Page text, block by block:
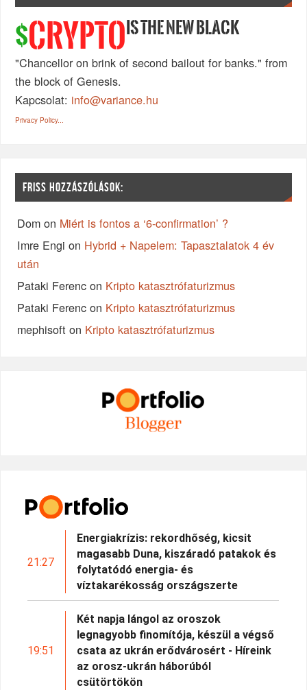
$CRYPTO IS THE NEW BLACK
"Chancellor on brink of second bailout for banks." from
the block of Genesis.
Kapcsolat: info@variance.hu
Privacy Policy...
FRISS HOZZÁSZÓLÁSOK:
Dom on Miért is fontos a ‘6-confirmation’ ?
Imre Engi on Hybrid + Napelem: Tapasztalatok 4 év
után
Pataki Ferenc on Kripto katasztrófaturizmus
Pataki Ferenc on Kripto katasztrófaturizmus
mephisoft on Kripto katasztrófaturizmus
21:27
Energiakrízis: rekordhőség, kicsit
magasabb Duna, kiszáradó patakok és
folytatódó energia- és
víztakarékosság országszerte
19:51
Két napja lángol az oroszok
legnagyobb finomítója, készül a végső
csata az ukrán erődvárosért - Híreink
az orosz-ukrán háborúból
csütörtökön